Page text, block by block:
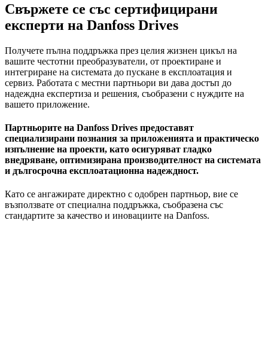
Свържете се със сертифицирани
експерти на Danfoss Drives
Получете пълна поддръжка през целия жизнен цикъл на
вашите честотни преобразуватели, от проектиране и
интегриране на системата до пускане в експлоатация и
сервиз. Работата с местни партньори ви дава достъп до
надеждна експертиза и решения, съобразени с нуждите на
вашето приложение.
Партньорите на Danfoss Drives предоставят
специализирани познания за приложенията и практическо
изпълнение на проекти, като осигуряват гладко
внедряване, оптимизирана производителност на системата
и дългосрочна експлоатационна надеждност.
Като се ангажирате директно с одобрен партньор, вие се
възползвате от специална поддръжка, съобразена със
стандартите за качество и иновациите на Danfoss.